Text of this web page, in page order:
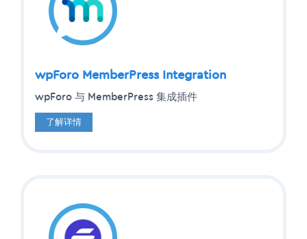
wpForo MemberPress Integration
wpForo 与 MemberPress 集成插件
了解详情